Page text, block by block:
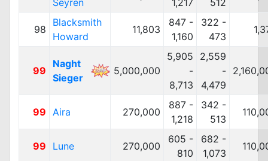
Seyren
1,217
512
98
Blacksmith
Howard
11,803
847 -
1,160
322 -
473
99
Naght
Sieger
5,000,000
5,905
-
8,713
2,559
-
4,479
99 Aira 270,000
887 -
1,218
342 -
513
99 Lune 270,000
605 -
810
682 -
1,073